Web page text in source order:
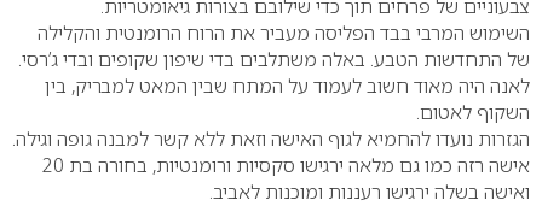
צבעוניים של פרחים תוך כדי שילובם בצורות גיאומטריות.
השימוש המרבי בבד הפליסה מעביר את הרוח הרומנטית והקלילה
של התחדשות הטבע. באלה משתלבים בדי שיפון שקופים ובדי ג’רסי.
לאנה היה מאוד חשוב לעמוד על המתח שבין המאט למבריק, בין
השקוף לאטום.
הגזרות נועדו להחמיא לגוף האישה וזאת ללא קשר למבנה גופה וגילה.
אישה רזה כמו גם מלאה ירגישו סקסיות ורומנטיות, בחורה בת 20
ואישה בשלה ירגישו רעננות ומוכנות לאביב.